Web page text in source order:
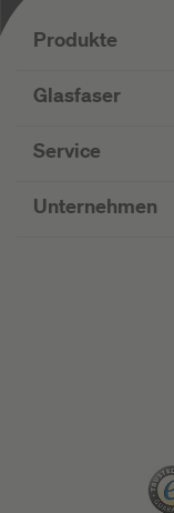
Produkte
Glasfaser
Service
Unternehmen